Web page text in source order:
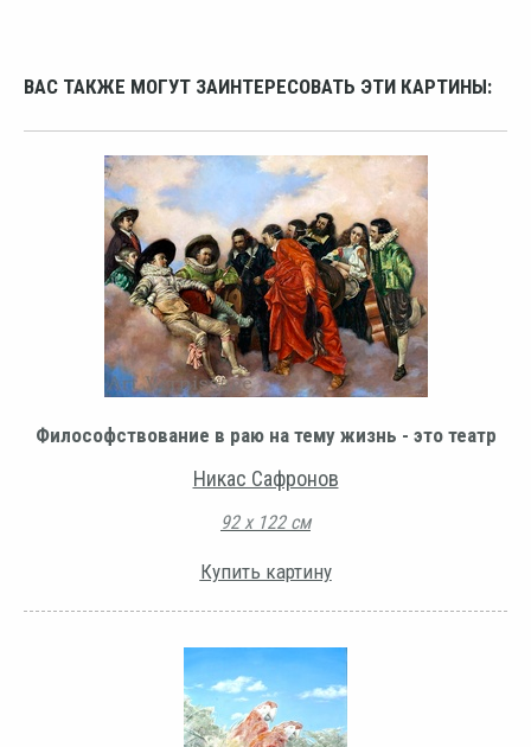
ВАС ТАКЖЕ МОГУТ ЗАИНТЕРЕСОВАТЬ ЭТИ КАРТИНЫ:
Философствование в раю на тему жизнь - это театр
Никас Сафронов
92 х 122 см
Купить картину